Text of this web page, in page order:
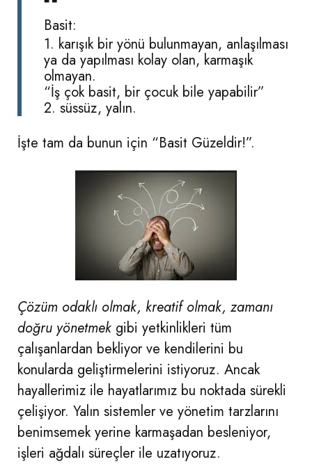
Basit:
1. karışık bir yönü bulunmayan, anlaşılması
ya da yapılması kolay olan, karmaşık
olmayan.
“İş çok basit, bir çocuk bile yapabilir”
2. süssüz, yalın.
İşte tam da bunun için “Basit Güzeldir!”.
Çözüm odaklı olmak, kreatif olmak, zamanı
doğru yönetmek gibi yetkinlikleri tüm
çalışanlardan bekliyor ve kendilerini bu
konularda geliştirmelerini istiyoruz. Ancak
hayallerimiz ile hayatlarımız bu noktada sürekli
çelişiyor. Yalın sistemler ve yönetim tarzlarını
benimsemek yerine karmaşadan besleniyor,
işleri ağdalı süreçler ile uzatıyoruz.